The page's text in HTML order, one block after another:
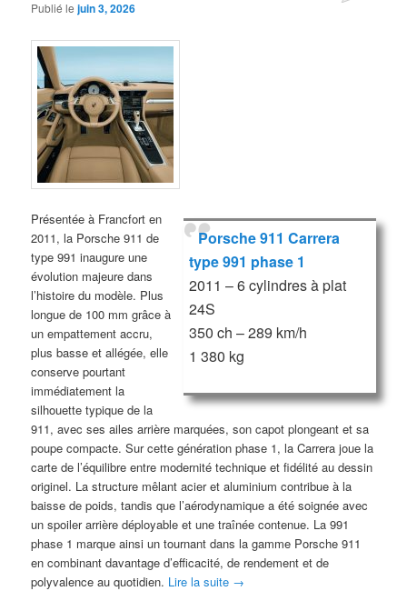
Publié lejuin 3, 2026
Porsche 911 Carrera
type 991 phase 1
2011 – 6 cylindres à plat
24S
350 ch – 289 km/h
1 380 kg
Présentée à Francfort en
2011, la Porsche 911 de
type 991 inaugure une
évolution majeure dans
l’histoire du modèle. Plus
longue de 100 mm grâce à
un empattement accru,
plus basse et allégée, elle
conserve pourtant
immédiatement la
silhouette typique de la
911, avec ses ailes arrière marquées, son capot plongeant et sa
poupe compacte. Sur cette génération phase 1, la Carrera joue la
carte de l’équilibre entre modernité technique et fidélité au dessin
originel. La structure mêlant acier et aluminium contribue à la
baisse de poids, tandis que l’aérodynamique a été soignée avec
un spoiler arrière déployable et une traînée contenue. La 991
phase 1 marque ainsi un tournant dans la gamme Porsche 911
en combinant davantage d’efficacité, de rendement et de
polyvalence au quotidien. Lire la suite →